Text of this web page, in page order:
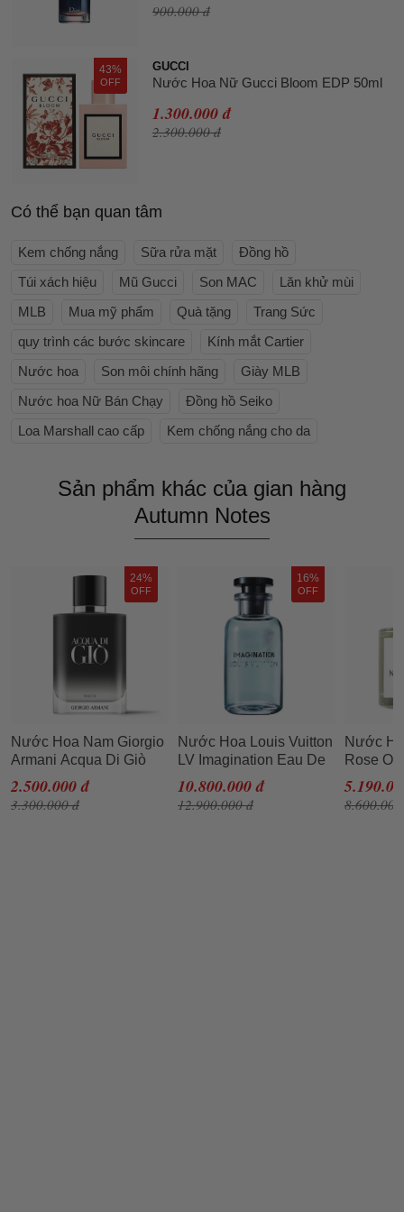
900.000 đ
43%
OFF
GUCCI
Nước Hoa Nữ Gucci Bloom EDP 50ml
1.300.000 đ
2.300.000 đ
Có thể bạn quan tâm
Kem chống nắng Sữa rửa mặt
Đồng hồ
Túi xách hiệu
Mũ Gucci Son MAC
Lăn khử mùi
MLB
Mua mỹ phẩm Quà tặng
Trang Sức
quy trình các bước skincare
Kính mắt Cartier
Nước hoa
Son môi chính hãng
Giày MLB
Nước hoa Nữ Bán Chạy
Đồng hồ Seiko
Loa Marshall cao cấp
Kem chống nắng cho da
Sản phẩm khác của gian hàng
Autumn Notes
24%
OFF
Nước Hoa Nam Giorgio
Armani Acqua Di Giò
Parfum 100ml Mạnh Mẽ
2.500.000 đ
3.300.000 đ
16%
OFF
Nước Hoa Louis Vuitton
LV Imagination Eau De
Parfum 100ml
10.800.000 đ
12.900.000 đ
Nước
Rose Of
EDP